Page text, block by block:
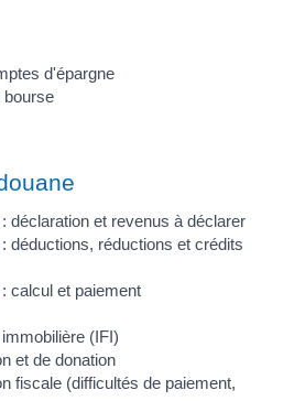
d'épargne
bourse
déclaration et revenus à déclarer
déductions, réductions et crédits
calcul et paiement
(IFI)
et de donation
fiscale (difficultés de paiement,